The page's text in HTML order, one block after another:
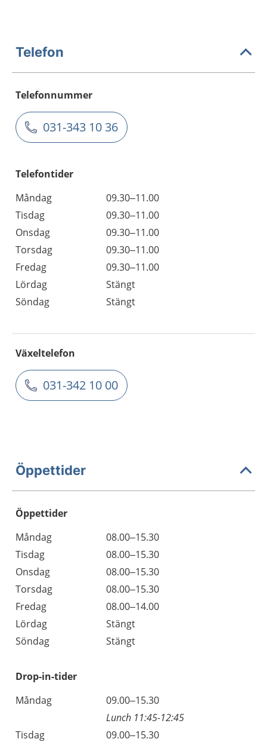
Telefon
Telefonnummer
031-343 10 36
Telefontider
Måndag
09.30–11.00
Tisdag
09.30–11.00
Onsdag
09.30–11.00
Torsdag
09.30–11.00
Fredag
09.30–11.00
Lördag
Stängt
Söndag
Stängt
Växeltelefon
031-342 10 00
Öppettider
Öppettider
Dag
Öppettider
Kommentarer
Måndag
08.00–15.30
Tisdag
08.00–15.30
Onsdag
08.00–15.30
Torsdag
08.00–15.30
Fredag
08.00–14.00
Lördag
Stängt
Söndag
Stängt
Drop-in-tider
Måndag
09.00–15.30
Lunch 11:45-12:45
Tisdag
09.00–15.30